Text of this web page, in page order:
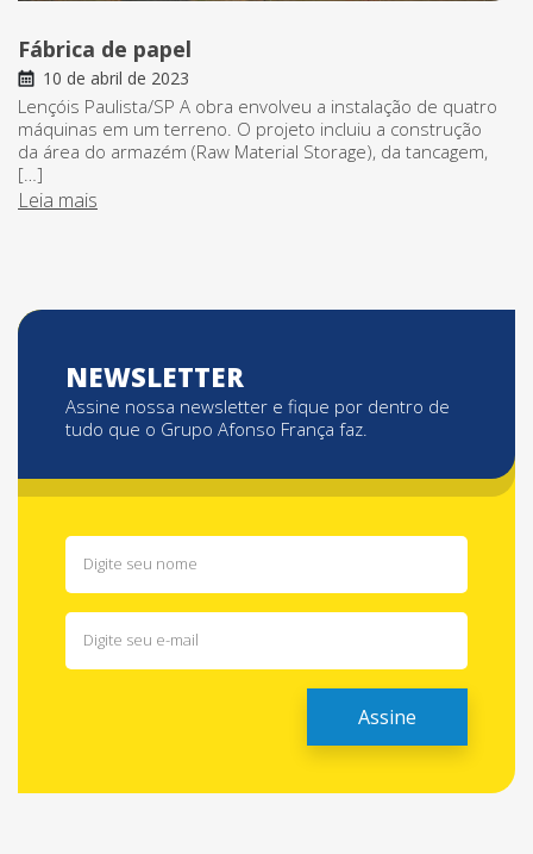
Fábrica de papel
10 de abril de 2023
Lençóis Paulista/SP A obra envolveu a instalação de quatro
máquinas em um terreno. O projeto incluiu a construção
da área do armazém (Raw Material Storage), da tancagem,
[…]
Leia mais
NEWSLETTER
Assine nossa newsletter e fique por dentro de
tudo que o Grupo Afonso França faz.